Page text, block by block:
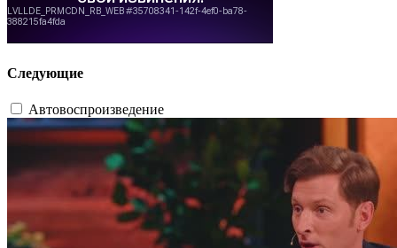
Следующие
Автовоспроизведение